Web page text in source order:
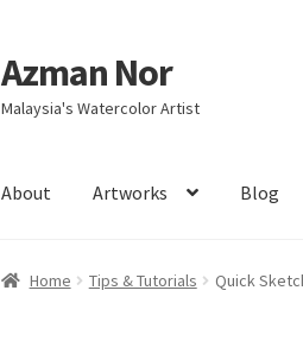
Skip
to
navigation
Skip
to
content
Azman Nor
Malaysia's Watercolor Artist
About Artworks Blog
Home About Art Commission
Home Tips & Tutorials Quick